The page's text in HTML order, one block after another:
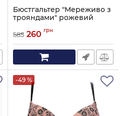
Бюстгальтер "Мереживо з
трояндами" рожевий
585 260 грн
-49 %